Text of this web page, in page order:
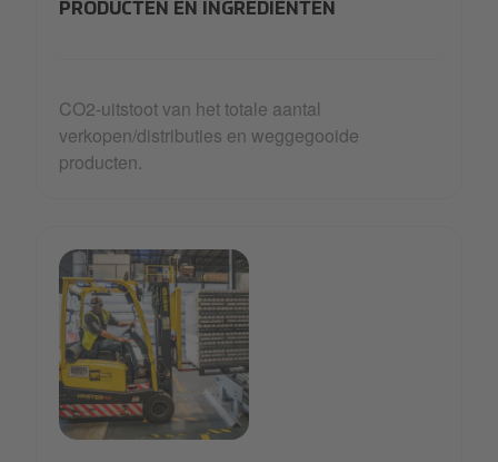
PRODUCTEN EN INGREDIËNTEN
CO2-uitstoot van het totale aantal
verkopen/distributies en weggegooide
producten.